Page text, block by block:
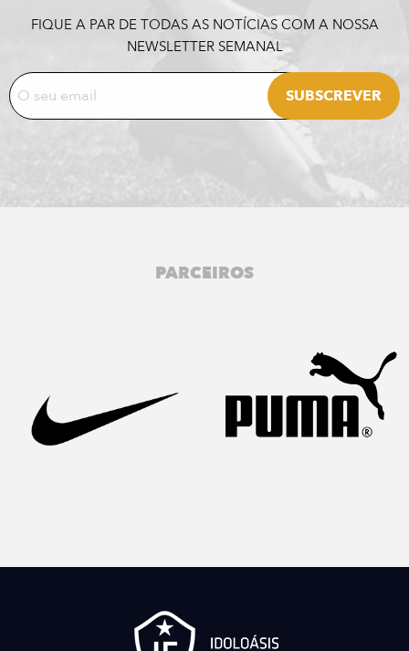
FIQUE A PAR DE TODAS AS NOTÍCIAS COM A NOSSA
NEWSLETTER SEMANAL
PARCEIROS